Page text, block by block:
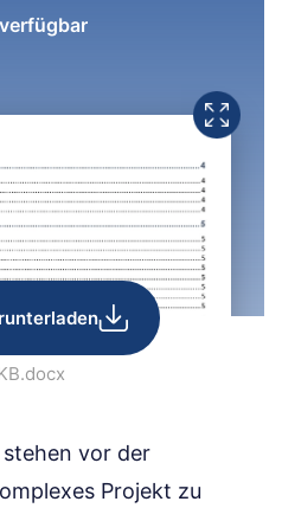
.docx
stehen vor der
Projekt zu